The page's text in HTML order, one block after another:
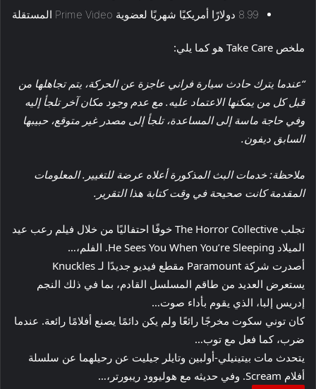
8.99 دولارًا أمريكيًا شهريًا لعضوية Prime Video المستقلة
ملخص Take Care هو كما يلي:
“عندما يترك حادث سيارة فراني عاجزة عن الحركة، يتم تجاهلها من
قبل كل من يمكنها الاعتماد عليه. مع عدم وجود مكان آخر تلجأ إليه
وفي حاجة ماسة إلى المساعدة، تلجأ إلى مصدر غير متوقع، حبيبها
السابق ديفون.
ملاحظة: خدمات البث المذكورة أعلاه عرضة للتغيير. المعلومات
المقدمة كانت صحيحة في وقت كتابة هذا التقرير.
تجلب The Horror Collective خوفًا احتفاليًا من خلال فيلم رعب عيد
الميلاد He Sees You When You’re Sleeping. الفلم،…
أصدرت شركة Paramount مقطع فيديو جديدًا لـ Knuckles
يستعرض العديد من طاقم المسلسل القادم، بما في ذلك النجم
إدريس إلبا، الذي يقوم بأداء صوت…
كان توني سكوت مخرجًا رائعًا ولم يكن دائمًا يصنع أفلامًا رائعة. عندما
ضرب، كما فعل مع توب…
يتحدث مات بيتينيلي-أولبين وتايلر جيليت عن رحيلهما عن سلسلة
أفلام Scream. وفي حديثه مع هوليوود ريبورتر،…